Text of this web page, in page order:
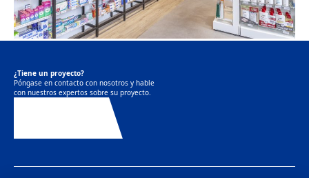
¿Tiene un proyecto?
Póngase en contacto con nosotros y hable
con nuestros expertos sobre su proyecto.